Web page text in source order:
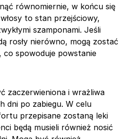
równomiernie, w końcu się
to stan przejściowy,
szamponami. Jeśli
rosły nierówno, mogą zostać
co spowoduje powstanie
zaczerwieniona i wrażliwa
dni po zabiegu. W celu
przepisane zostaną leki
będą musieli również nosić